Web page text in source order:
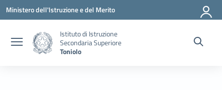
Vai ai contenuti
Vai al menu di navigazione
Vai al footer
Ministero dell'Istruzione e del Merito
Istituto di Istruzione
Secondaria Superiore
Toniolo